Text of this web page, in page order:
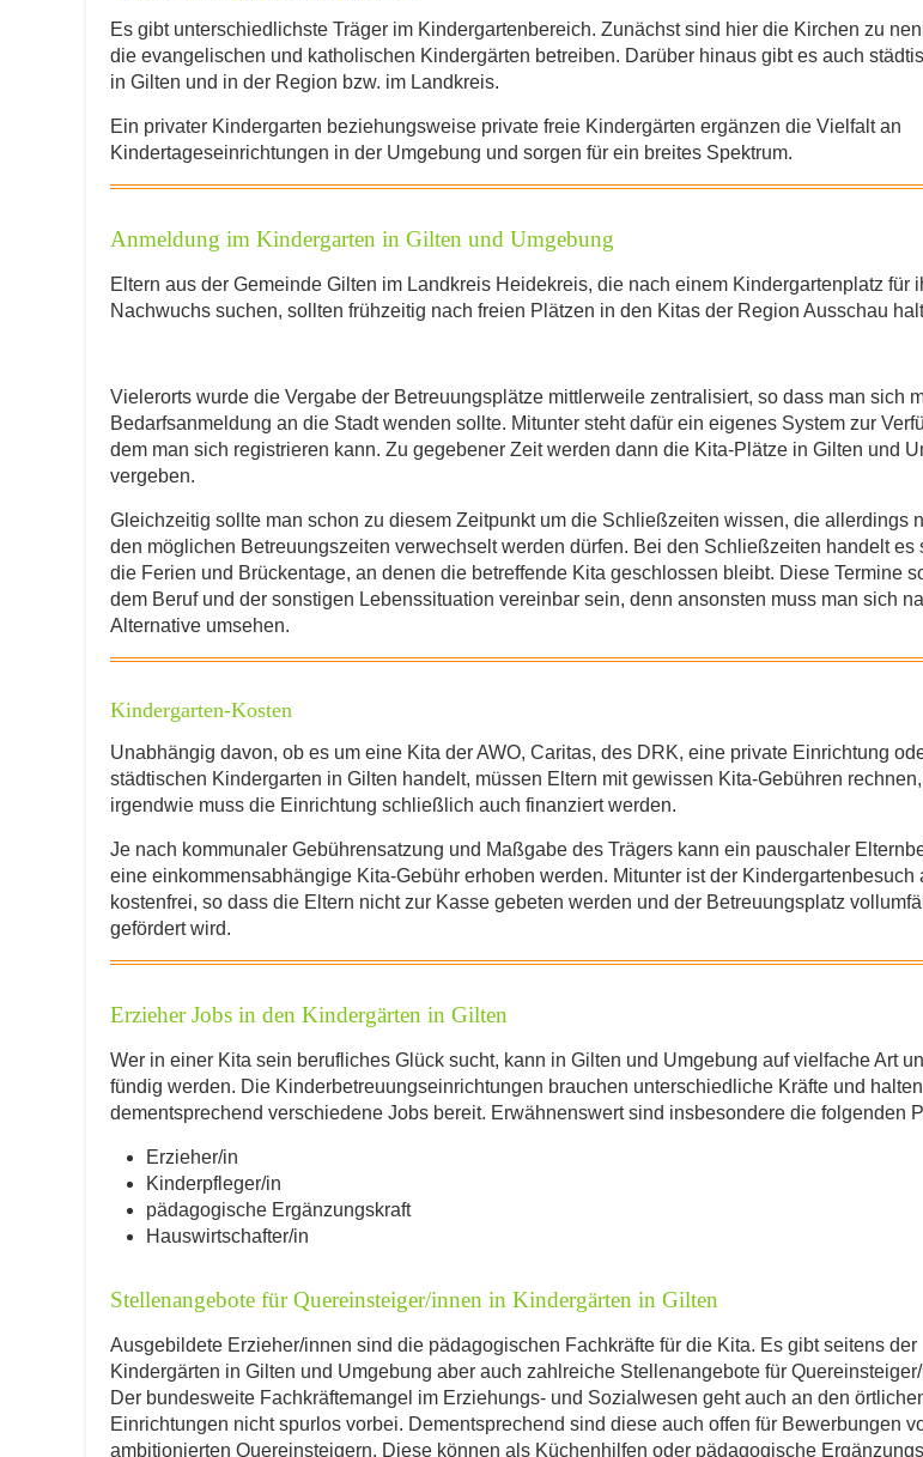
E-Mail*
INFORMATIONEN
Wann findet der Flohmarkt statt?
Öffnungszeit*
Wo findet der Flohmarkt statt?
Mit dem Absenden der Daten akzeptiere ich die
Es gibt unterschiedlichste Träger im Kindergartenbereich. Zunächst sind hier die Kirchen zu
die evangelischen und katholischen Kindergärten betreiben. Darüber hinaus gibt es auch
in Gilten und in der Region bzw. im Landkreis.
Ein privater Kindergarten beziehungsweise private freie Kindergärten ergänzen die Vielfalt an
Kindertageseinrichtungen in der Umgebung und sorgen für ein breites Spektrum.
Anmeldung im Kindergarten in Gilten und Umgebung
Eltern aus der Gemeinde Gilten im Landkreis Heidekreis, die nach einem Kindergarten­platz für
Nachwuchs suchen, sollten frühzeitig nach freien Plätzen in den Kitas der Region Ausschau
Vielerorts wurde die Vergabe der Betreuungsplätze mittlerweile zentralisiert, so dass man sich
Bedarfsanmeldung an die Stadt wenden sollte. Mitunter steht dafür ein eigenes System zur
dem man sich registrieren kann. Zu gegebener Zeit werden dann die Kita-Plätze in Gilten und
vergeben.
Gleichzeitig sollte man schon zu diesem Zeitpunkt um die Schließzeiten wissen, die allerdings
den möglichen Betreuungszeiten verwechselt werden dürfen. Bei den Schließzeiten handelt es
die Ferien und Brückentage, an denen die betreffende Kita geschlossen bleibt. Diese Termine
dem Beruf und der sonstigen Lebenssituation vereinbar sein, denn ansonsten muss man sich
Alternative umsehen.
Kindergarten-Kosten
Unabhängig davon, ob es um eine Kita der AWO, Caritas, des DRK, eine private Einrichtung
städtischen Kindergarten in Gilten handelt, müssen Eltern mit gewissen Kita-Gebühren
irgendwie muss die Einrichtung schließlich auch finanziert werden.
Je nach kommunaler Gebührensatzung und Maßgabe des Trägers kann ein pauschaler
eine einkommensabhängige Kita-Gebühr erhoben werden. Mitunter ist der Kindergartenbesuch
kostenfrei, so dass die Eltern nicht zur Kasse gebeten werden und der Betreuungsplatz
gefördert wird.
Erzieher Jobs in den Kindergärten in Gilten
Wer in einer Kita sein berufliches Glück sucht, kann in Gilten und Umgebung auf vielfache Art
fündig werden. Die Kinderbetreuungseinrichtungen brauchen unterschiedliche Kräfte und halten
dementsprechend verschiedene Jobs bereit. Erwähnenswert sind insbesondere die folgenden
Erzieher/in
Kinderpfleger/in
pädagogische Ergänzungskraft
Hauswirtschafter/in
Stellenangebote für Quereinsteiger/innen in Kindergärten in Gilten
Ausgebildete Erzieher/innen sind die pädagogischen Fachkräfte für die Kita. Es gibt seitens der
Kindergärten in Gilten und Umgebung aber auch zahlreiche Stellenangebote für
Der bundesweite Fachkräftemangel im Erziehungs- und Sozialwesen geht auch an den
Einrichtungen nicht spurlos vorbei. Dementsprechend sind diese auch offen für Bewerbungen
ambitionierten Quereinsteigern. Diese können als Küchenhilfen oder pädagogische